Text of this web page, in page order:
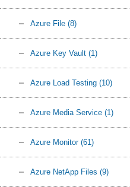
Azure File (8)
Azure Key Vault (1)
Azure Load Testing (10)
Azure Media Service (1)
Azure Monitor (61)
Azure NetApp Files (9)